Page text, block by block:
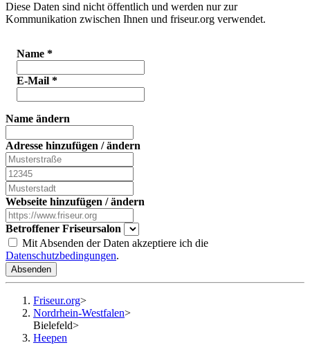
Diese Daten sind nicht öffentlich und werden nur zur
Kommunikation zwischen Ihnen und friseur.org verwendet.
Name *
E-Mail *
Name ändern
Adresse hinzufügen / ändern
Webseite hinzufügen / ändern
Betroffener Friseursalon
Mit Absenden der Daten akzeptiere ich die
Datenschutzbedingungen.
Absenden
Friseur.org>
Nordrhein-Westfalen>
Bielefeld>
Heepen